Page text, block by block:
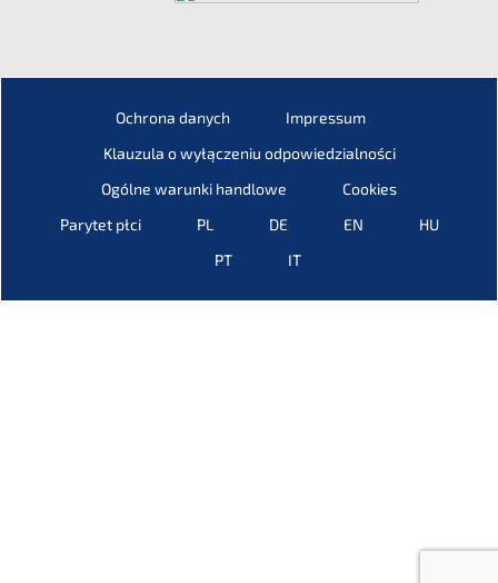
Ochrona danych
Impres­sum
Klauzu­la o wyłąc­ze­niu odpowiedzialności
Ogólne warun­ki handlowe
Cookies
Parytet płci
PL DE EN
HU
PT
IT